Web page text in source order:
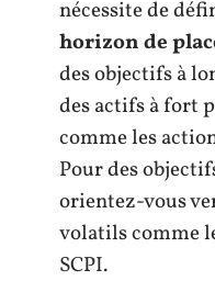
nécessite de
horizon de
des objectifs à
des actifs à fort
comme les
Pour des
orientez-vous
volatils comme
SCPI.